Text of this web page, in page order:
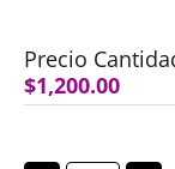
Precio
$1,200.00